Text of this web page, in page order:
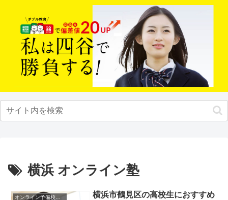
横浜 オンライン塾
横浜市鶴見区の高校生におすすめ